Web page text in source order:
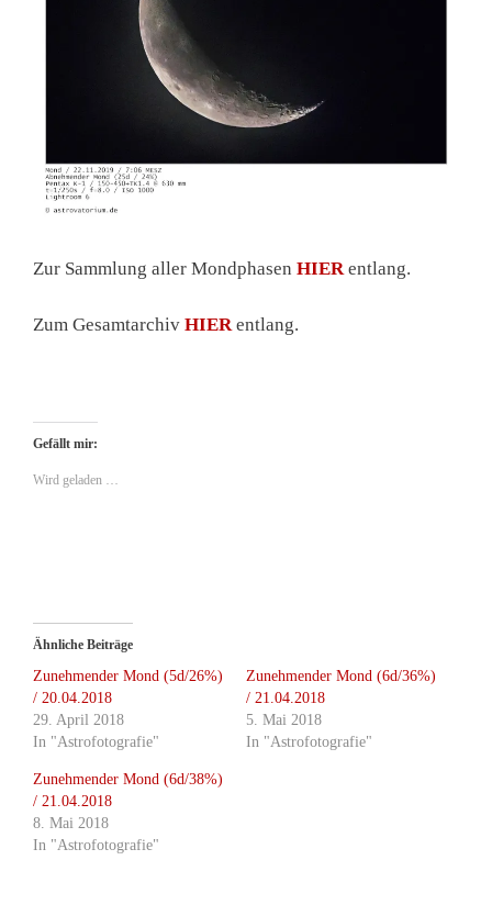
Zur Sammlung aller Mondphasen HIERentlang.
Zum Gesamtarchiv HIER entlang.
Gefällt mir:
Wird geladen …
Ähnliche Beiträge
Zunehmender Mond (5d/26%)
/ 20.04.2018
29. April 2018
In "Astrofotografie"
Zunehmender Mond (6d/36%)
/ 21.04.2018
5. Mai 2018
In "Astrofotografie"
Zunehmender Mond (6d/38%)
/ 21.04.2018
8. Mai 2018
In "Astrofotografie"